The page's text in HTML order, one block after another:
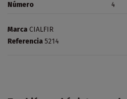
Número 4
Marca CIALFIR
Referencia 5214